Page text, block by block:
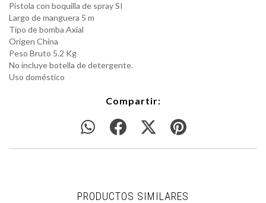
Pistola con boquilla de spray SI
Largo de manguera 5 m
Tipo de bomba Axial
Origen China
Peso Bruto 5.2 Kg
No incluye botella de detergente.
Uso doméstico
Compartir:
PRODUCTOS SIMILARES